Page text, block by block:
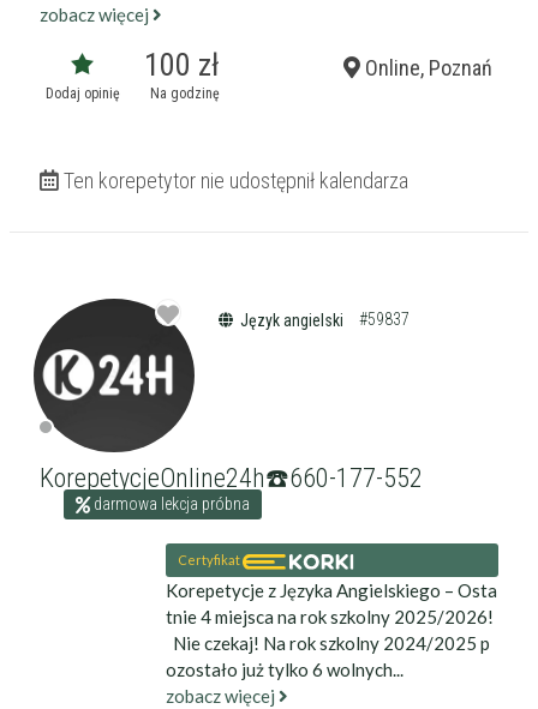
zobacz więcej
Dodaj opinię
100 zł
Na godzinę
Online, Poznań
Ten korepetytor nie udostępnił kalendarza
Język angielski #59837
KorepetycjeOnline24h☎️660-177-552
darmowa lekcja próbna
Certyfikat
Korepetycje z Języka Angielskiego – Osta
tnie 4 miejsca na rok szkolny 2025/2026!
Nie czekaj! Na rok szkolny 2024/2025 p
ozostało już tylko 6 wolnych...
zobacz więcej